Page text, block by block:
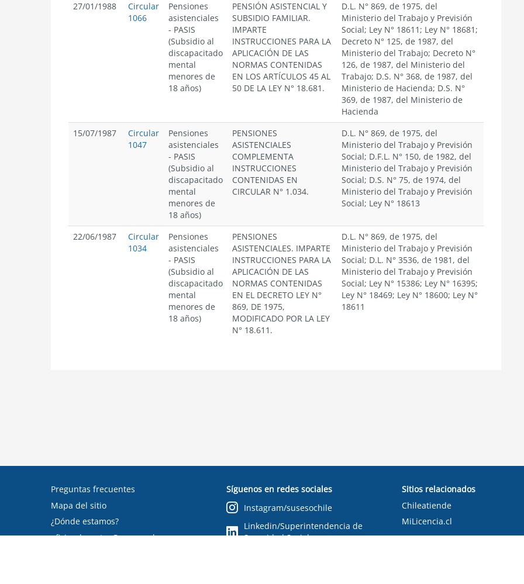
27/01/1988
Circular
1066
Pensiones
asistenciales
- PASIS
(Subsidio al
discapacitado
mental
menores de
18 años)
PENSIÓN ASISTENCIAL Y
SUBSIDIO FAMILIAR.
IMPARTE
INSTRUCCIONES PARA LA
APLICACIÓN DE LAS
NORMAS CONTENIDAS
EN LOS ARTÍCULOS 45 AL
50 DE LA LEY N° 18.681.
D.L. N° 869, de 1975, del
Ministerio del Trabajo y Previsión
Social; Ley N° 18611; Ley N° 18681;
Decreto N° 125, de 1987, del
Ministerio del Trabajo; Decreto N°
126, de 1987, del Ministerio del
Trabajo; D.S. N° 368, de 1987, del
Ministerio de Hacienda; D.S. N°
369, de 1987, del Ministerio de
Hacienda
15/07/1987
Circular
1047
Pensiones
asistenciales
- PASIS
(Subsidio al
discapacitado
mental
menores de
18 años)
PENSIONES
ASISTENCIALES
COMPLEMENTA
INSTRUCCIONES
CONTENIDAS EN
CIRCULAR N° 1.034.
D.L. N° 869, de 1975, del
Ministerio del Trabajo y Previsión
Social; D.F.L. N° 150, de 1982, del
Ministerio del Trabajo y Previsión
Social; D.S. N° 75, de 1974, del
Ministerio del Trabajo y Previsión
Social; Ley N° 18613
22/06/1987
Circular
1034
Pensiones
asistenciales
- PASIS
(Subsidio al
discapacitado
mental
menores de
18 años)
PENSIONES
ASISTENCIALES. IMPARTE
INSTRUCCIONES PARA LA
APLICACIÓN DE LAS
NORMAS CONTENIDAS
EN EL DECRETO LEY N°
869, DE 1975,
MODIFICADO POR LA LEY
N° 18.611.
D.L. N° 869, de 1975, del
Ministerio del Trabajo y Previsión
Social; D.L. N° 3536, de 1981, del
Ministerio del Trabajo y Previsión
Social; Ley N° 15386; Ley N° 16395;
Ley N° 18469; Ley N° 18600; Ley N°
18611
Preguntas frecuentes
Mapa del sitio
¿Dónde estamos?
oficinadepartes@suseso.cl
Síguenos en redes sociales
Instagram/susesochile
Linkedin/Superintendencia de
Seguridad Social
Sitios relacionados
Chileatiende
MiLicencia.cl